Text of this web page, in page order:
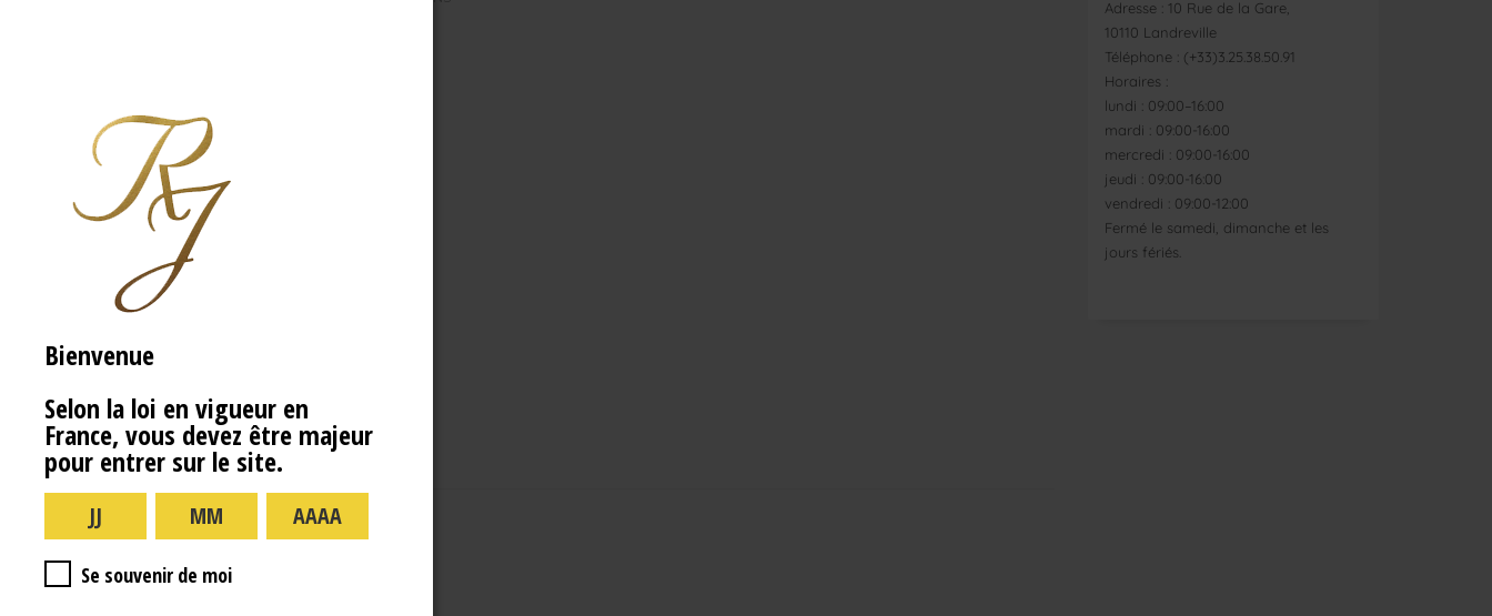
Adresse : 10 Rue de la Gare,
10110 Landreville
Téléphone : (+33)3.25.38.50.91
Horaires :
lundi : 09:00–16:00
mardi : 09:00-16:00
mercredi : 09:00-16:00
jeudi : 09:00-16:00
vendredi : 09:00-12:00
Fermé le samedi, dimanche et les
jours fériés.
Bienvenue
Selon la loi en vigueur en
France, vous devez être majeur
pour entrer sur le site.
Se souvenir de moi